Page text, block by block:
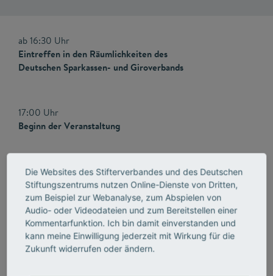
ab 16:30 Uhr
Eintreffen in den Räumlichkeiten des
Deutschen Sparkassen- und Giroverbands
17:00 Uhr
Beginn der Veranstaltung
1 7:05 Uhr
Grußwort
Dr. Volker Meyer-Guckel, Generalsekretär, Stifterverband
1 7:10 Uhr
Grußwort
Die Websites des Stifterverbandes und des Deutschen
Stiftungszentrums nutzen Online-Dienste von Dritten,
zum Beispiel zur Webanalyse, zum Abspielen von
Audio- oder Videodateien und zum Bereitstellen einer
Kommentarfunktion. Ich bin damit einverstanden und
kann meine Einwilligung jederzeit mit Wirkung für die
Zukunft widerrufen oder ändern.